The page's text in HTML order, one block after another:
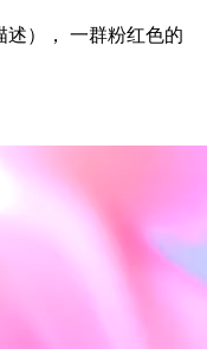
）， 一群粉红色的